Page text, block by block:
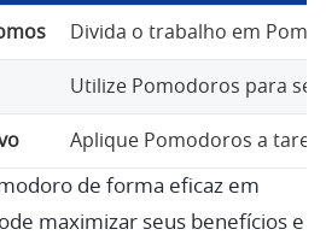
Divida o trabalho em
Utilize Pomodoros para
Aplique Pomodoros a
de forma eficaz em
maximizar seus benefícios e